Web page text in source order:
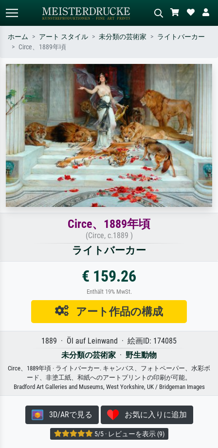
作家名・作品名・スタイルで検索
– 例：モネ、星月夜、印象派、北
斎の波、ヌード。
シーンを説明してください – 例：
緑の草原、赤の多い抽象画、暗い
油絵、木のそばの立ち姿のヌー
ド。
ホーム アート スタイル 未分類の芸術家
ライトバーカー
Circe、1889年頃
Circe、1889年頃
(Circe, c.1889 )
ライトバーカー
€ 159.26
Enthält 19% MwSt.
アート作品の構成
1889 · Öl auf Leinwand · 絵画ID: 174085
未分類の芸術家 · 野生動物
Circe、1889年頃 · ライトバーカー. キャンバス、フォトペーパー、水彩ボ
ード、非塗工紙、和紙へのアートプリントの印刷が可能。
Bradford Art Galleries and Museums, West Yorkshire, UK / Bridgeman Images
3D/ARで見る お気に入りに追加
5/5 · レビューを表示 (9)